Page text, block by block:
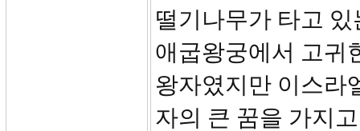
떨기나무가 타고
애굽왕궁에서 고귀
왕자였지만 이스라
자의 큰 꿈을 가지